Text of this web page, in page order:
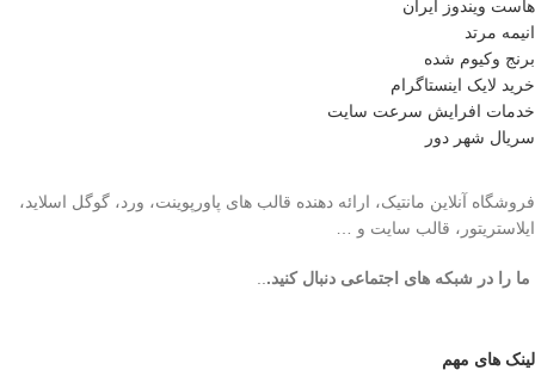
هاست ویندوز ایران
انیمه مرتد
برنج وکیوم شده
خرید لایک اینستاگرام
خدمات افرایش سرعت سایت
سریال شهر دور
فروشگاه آنلاین مانتیک، ارائه دهنده قالب های پاورپوینت، ورد، گوگل اسلاید،
ایلاستریتور، قالب سایت و …
ما را در شبکه های اجتماعی دنبال کنید.
لینک های مهم